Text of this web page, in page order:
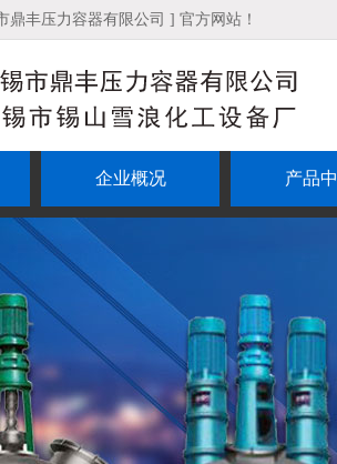
鼎丰压力容器有限公司 ] 官方网站！
企业概况 产品